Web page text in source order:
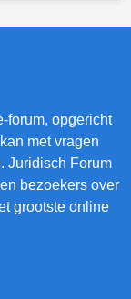
forum, opgericht
met vragen
Juridisch Forum
bezoekers over
grootste online